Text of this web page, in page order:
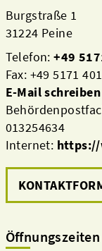
Burgstraße 1
31224 Peine
Telefon:+49
Fax: +49 5171
E-Mail schreiben
013254634
Internet: https://
Öffnungszeiten